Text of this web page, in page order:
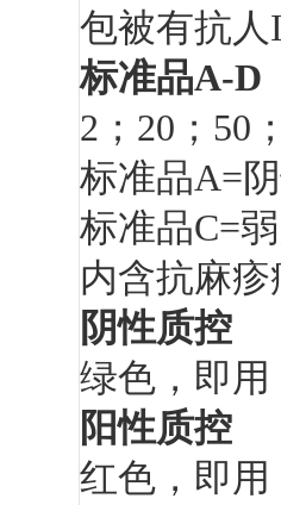
包被有抗人
标准品A-D
2 ； 20 ； 50
标准品A=
标准品C=
内含抗麻
阴性质控
绿色，即用
阳性质控
红色，即